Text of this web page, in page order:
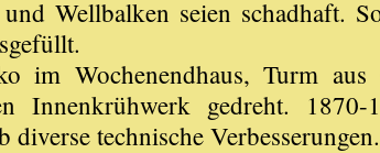
Wellbalken seien schadhaft.
im Wochenendhaus, Turm aus
Innenkrühwerk gedreht.
technische Verbesserungen.